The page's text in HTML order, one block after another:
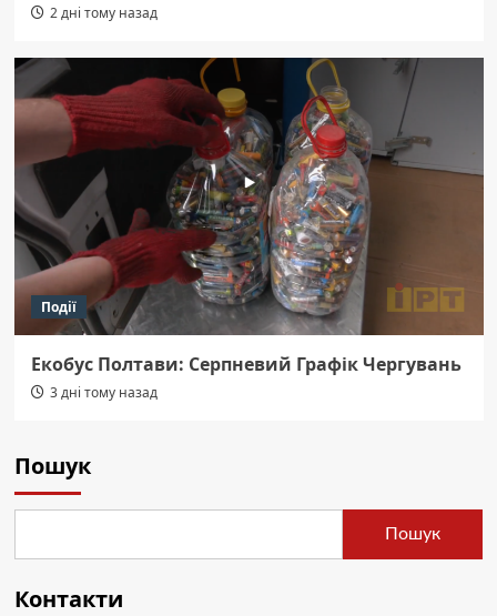
2 дні тому назад
Події
Екобус Полтави: Серпневий Графік Чергувань
3 дні тому назад
Пошук
Пошук
Контакти